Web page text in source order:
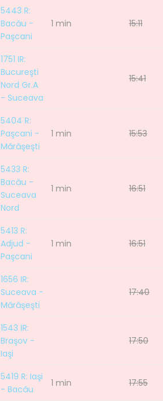
5443 R:
Bacău -
Paşcani
1 min 15:11
1751 IR:
Bucureşti
Nord Gr.A
- Suceava
15:41
5404 R:
Paşcani -
Mărăşeşti
1 min 15:53
5433 R:
Bacău -
Suceava
Nord
1 min 16:51
5413 R:
Adjud -
Paşcani
1 min 16:51
1656 IR:
Suceava -
Mărăşeşti
17:40
1543 IR:
Braşov -
Iaşi
17:50
5419 R: Iaşi
- Bacău
1 min 17:55